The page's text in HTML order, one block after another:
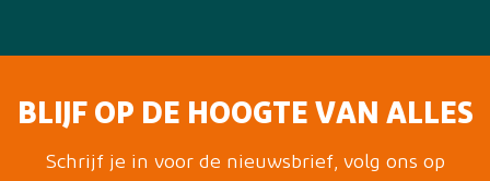
BLIJF OP DE HOOGTE VAN ALLES
Schrijf je in voor de nieuwsbrief, volg ons op